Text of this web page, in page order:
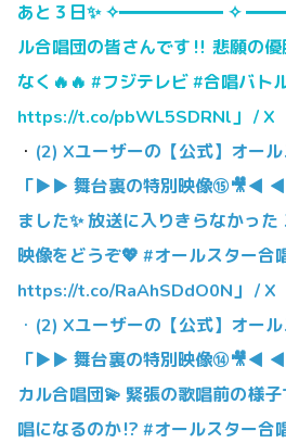
あと３日✨ ✧━━━━━━ ✧
ル合唱団の皆さんです‼️ 悲願の
なく🔥🔥 #フジテレビ #合唱バト
https://t.co/pbWL5SDRNl」 / X
・ (2) Xユーザーの【公式】オー
「▶▶ 舞台裏の特別映像⑮🎥◀ ◀
ました✨ 放送に入りきらなかっ
映像をどうぞ💖 #オールスター合
https://t.co/RaAhSDdO0N」 / X
・ (2) Xユーザーの【公式】オー
「▶▶ 舞台裏の特別映像⑭🎥◀ ◀
カル合唱団💫 緊張の歌唱前の様
唱になるのか⁉️ #オールスター合